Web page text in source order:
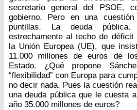
secretario general del PSOE,
gobierno. Pero en una
puntillas. La deuda pública.
estrechamente al techo de déficit
la Unión Europea (UE), que
11.000 millones de euros de
Estado. ¿Qué propone
“flexibilidad” con Europa para
no decir nada. Pues la cuestión
una deuda pública que le cuesta
año 35.000 millones de euros?